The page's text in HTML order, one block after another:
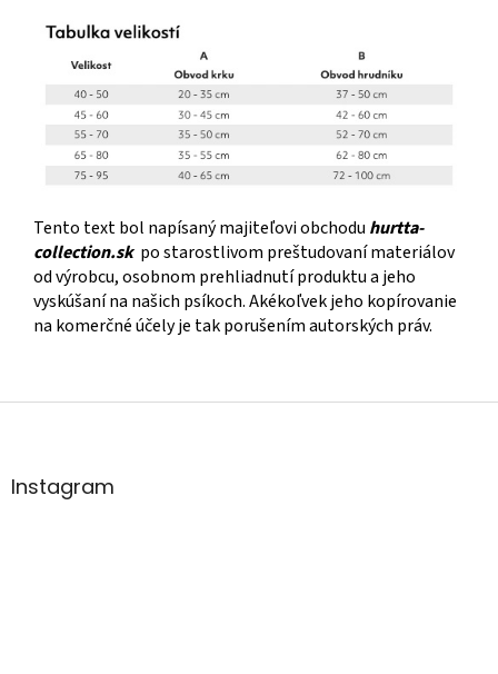
Tento text bol napísaný majiteľovi obchodu hurtta-
collection.sk po starostlivom preštudovaní materiálov
od výrobcu, osobnom prehliadnutí produktu a jeho
vyskúšaní na našich psíkoch. Akékoľvek jeho kopírovanie
na komerčné účely je tak porušením autorských práv.
Z
äInstagram